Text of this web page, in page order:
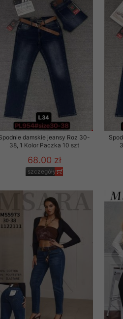
damskie jeansy Roz 30-
38, 1 Kolor Paczka 10 szt
68.00 zł
szczegóły
wysyłamy Klientom jedynie
Klientowi, jeżeli
newslettera o
wyłącznie oferty naszego Sklepu.
odnoszące się do ochrony